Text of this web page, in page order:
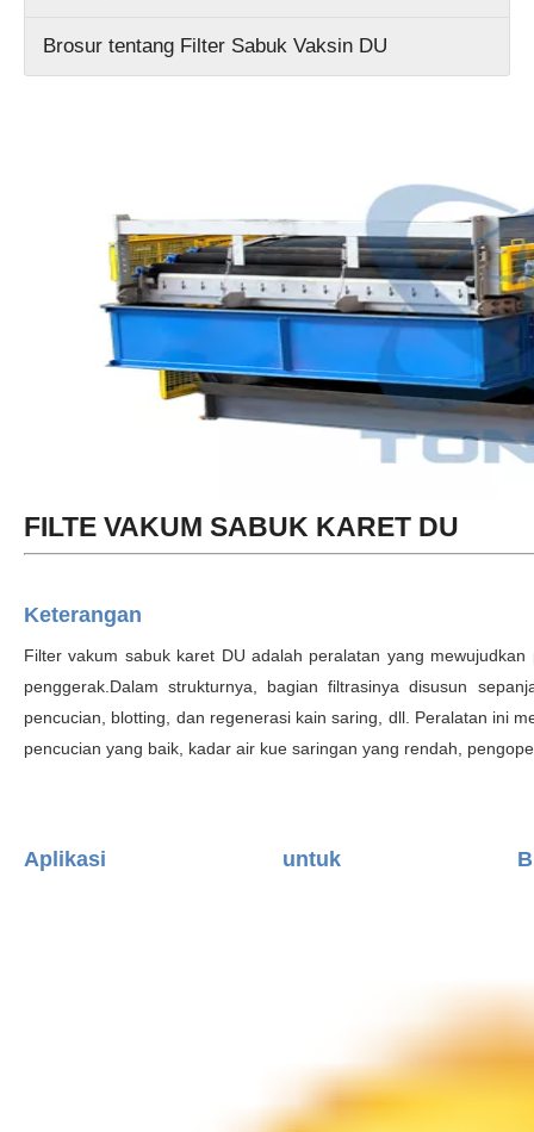
Brosur tentang Filter Sabuk Vaksin DU
FILTE VAKUM SABUK KARET DU
Keterangan
Filter vakum sabuk karet DU adalah peralatan yang
penggerak.Dalam strukturnya, bagian filtrasinya disusun
pencucian, blotting, dan regenerasi kain saring, dll. Peralatan ini
pencucian yang baik, kadar air kue saringan yang rendah,
Aplikasi untuk